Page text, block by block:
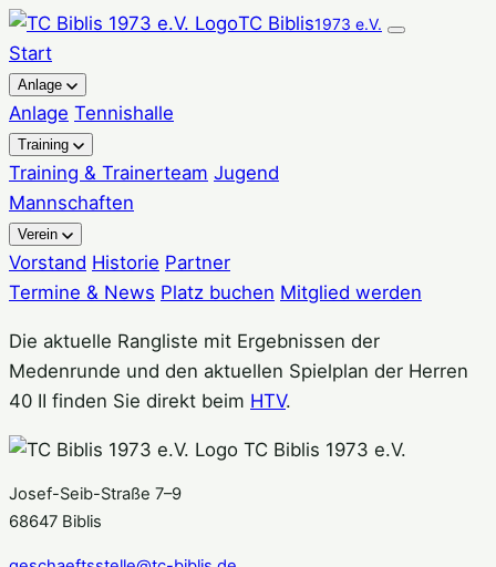
Zum
Inhalt
springen
TC Biblis1973 e.V.
Start
Anlage
Anlage Tennishalle
Training
Training & Trainerteam Jugend
Mannschaften
Verein
Vorstand Historie Partner
Termine & News Platz buchen Mitglied werden
Die aktuelle Rangliste mit Ergebnissen der
Medenrunde und den aktuellen Spielplan der Herren
40 II finden Sie direkt beim HTV.
TC Biblis 1973 e.V.
Josef-Seib-Straße 7–9
68647 Biblis